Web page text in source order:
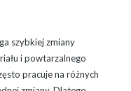
szybkiej zmiany
i powtarzalnego
pracuje na różnych